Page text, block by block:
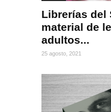
Librerías del
material de
adultos...
25 agosto, 2021